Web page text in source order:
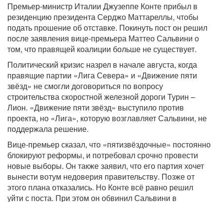
Премьер-министр Италии Джузеппе Конте прибыл в
резиденцию президента Серджо Маттареллы, чтобы
подать прошение об отставке. Покинуть пост он решил
после заявления вице-премьера Маттео Сальвини о
том, что правящей коалиции больше не существует.
Политический кризис назрел в начале августа, когда
правящие партии «Лига Севера» и «Движение пяти
звёзд» не смогли договориться по вопросу
строительства скоростной железной дороги Турин –
Лион. «Движение пяти звёзд» выступило против
проекта, но «Лига», которую возглавляет Сальвини, не
поддержала решение.
Вице-премьер сказал, что «пятизвёздочные» постоянно
блокируют реформы, и потребовал срочно провести
новые выборы. Он также заявил, что его партия хочет
вынести вотум недоверия правительству. Позже от
этого плана отказались. Но Конте всё равно решил
уйти с поста. При этом он обвинил Сальвини в